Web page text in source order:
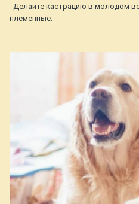
Делайте кастрацию в молодом
племенные.